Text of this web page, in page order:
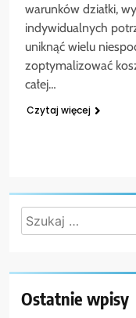
warunków działki,
indywidualnych
uniknąć wielu
zoptymalizować
całej…
Czytaj więcej
Szukaj:
Ostatnie wpisy